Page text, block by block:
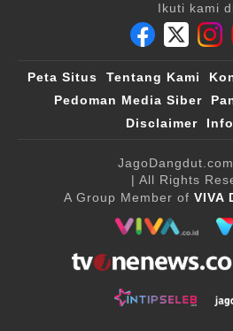
Ikuti kami
Peta Situs Tentang Kami
Pedoman Media Siber
Disclaimer
JagoDangdut.com
| All Rights
A Group Member of VIVA